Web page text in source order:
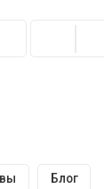
Блог